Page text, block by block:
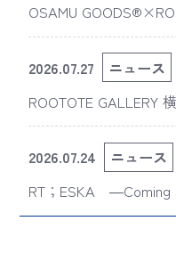
OSAMU
版“スライスドアイ”
rsary OSAMU GOODS
2026.07.27
ニュース
ROOTOTE GALLERY
せ
2026.07.24
ニュース
RT；ESKA